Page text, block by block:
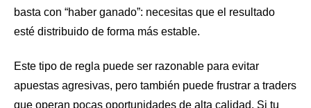
basta con “haber ganado”: necesitas que el resultado
esté distribuido de forma más estable.
Este tipo de regla puede ser razonable para evitar
apuestas agresivas, pero también puede frustrar a traders
que operan pocas oportunidades de alta calidad. Si tu